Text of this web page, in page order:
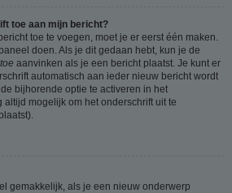
toe aan mijn bericht?
toe te voegen, moet je er eerst één maken.
doen. Als je dit gedaan hebt, kun je de
aanvinken als je een bericht plaatst. Je kunt er
automatisch aan ieder nieuw bericht wordt
bijhorende optie te activeren in het
mogelijk om het onderschrift uit te
gemakkelijk, als je een nieuw onderwerp